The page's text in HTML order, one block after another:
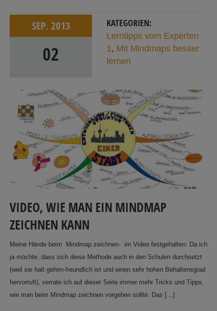
SEP. 2013
02
KATEGORIEN:
Lerntipps vom Experten
1, Mit Mindmaps besser
lernen
VIDEO, WIE MAN EIN MINDMAP
ZEICHNEN KANN
Meine Hände beim Mindmap zeichnen- im Video festgehalten: Da ich
ja möchte, dass sich diese Methode auch in den Schulen durchsetzt
(weil sie halt gehirn-freundlich ist und einen sehr hohen Behaltensgrad
hervorruft), verrate ich auf dieser Seite immer mehr Tricks und Tipps,
wie man beim Mindmap zeichnen vorgehen sollte. Das […]